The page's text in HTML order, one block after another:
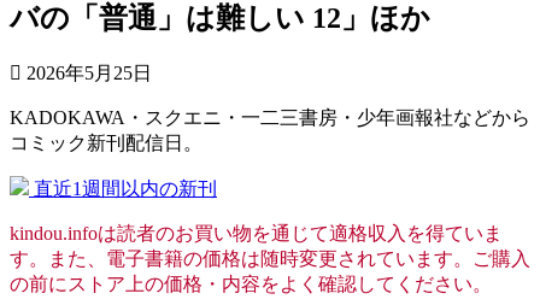
バの「普通」は難しい 12」ほか
2026年5月25日
KADOKAWA・スクエニ・一二三書房・少年画報社などから
コミック新刊配信日。
直近1週間以内の新刊
kindou.infoは読者のお買い物を通じて適格収入を得ていま
す。また、電子書籍の価格は随時変更されています。ご購入
の前にストア上の価格・内容をよく確認してください。